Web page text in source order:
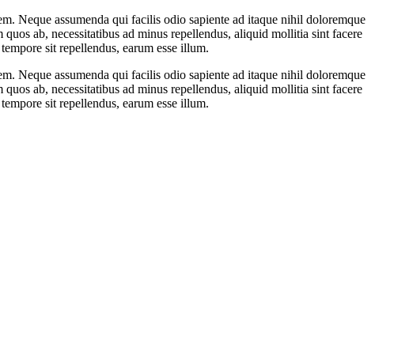
Neque assumenda qui facilis odio sapiente ad itaque nihil doloremque
ab, necessitatibus ad minus repellendus, aliquid mollitia sint facere
sit repellendus, earum esse illum.
Neque assumenda qui facilis odio sapiente ad itaque nihil doloremque
ab, necessitatibus ad minus repellendus, aliquid mollitia sint facere
sit repellendus, earum esse illum.